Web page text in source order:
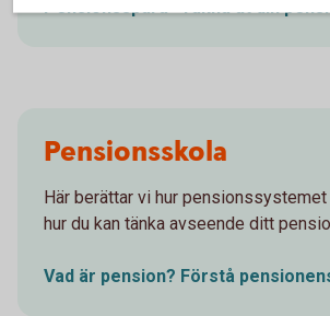
Pensionsskola
Här berättar vi hur
hur du kan tänka avseende ditt
Vad är pension? Förstå